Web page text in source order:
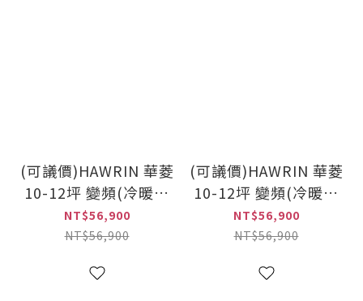
(可議價)HAWRIN 華菱
10-12坪 變頻(冷暖左
吹)窗型冷氣(HANL-
73KIGSH)
NT$56,900
NT$56,900
(可議價)HAWRIN 華菱
10-12坪 變頻(冷暖右
吹)窗型冷氣(HANR-
73KIGSH)
NT$56,900
NT$56,900